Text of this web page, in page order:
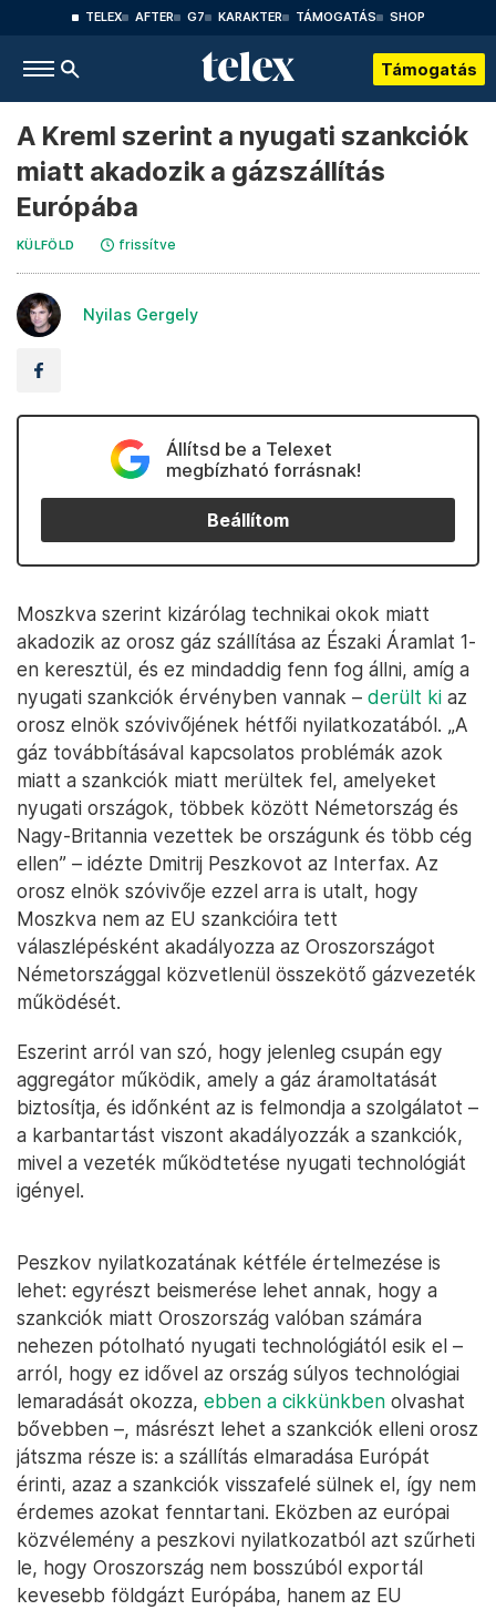
TELEX AFTER G7 KARAKTER TÁMOGATÁS SHOP
Támogatás
A Kreml szerint a nyugati szankciók
miatt akadozik a gázszállítás
Európába
KÜLFÖLD frissítve
Nyilas Gergely
Állítsd be a Telexet
megbízható forrásnak!
Beállítom
Moszkva szerint kizárólag technikai okok miatt
akadozik az orosz gáz szállítása az Északi Áramlat 1-
en keresztül, és ez mindaddig fenn fog állni, amíg a
nyugati szankciók érvényben vannak – derült ki az
orosz elnök szóvivőjének hétfői nyilatkozatából. „A
gáz továbbításával kapcsolatos problémák azok
miatt a szankciók miatt merültek fel, amelyeket
nyugati országok, többek között Németország és
Nagy-Britannia vezettek be országunk és több cég
ellen” – idézte Dmitrij Peszkovot az Interfax. Az
orosz elnök szóvivője ezzel arra is utalt, hogy
Moszkva nem az EU szankcióira tett
válaszlépésként akadályozza az Oroszországot
Németországgal közvetlenül összekötő gázvezeték
működését.
Eszerint arról van szó, hogy jelenleg csupán egy
aggregátor működik, amely a gáz áramoltatását
biztosítja, és időnként az is felmondja a szolgálatot –
a karbantartást viszont akadályozzák a szankciók,
mivel a vezeték működtetése nyugati technológiát
igényel.
Peszkov nyilatkozatának kétféle értelmezése is
lehet: egyrészt beismerése lehet annak, hogy a
szankciók miatt Oroszország valóban számára
nehezen pótolható nyugati technológiától esik el –
arról, hogy ez idővel az ország súlyos technológiai
lemaradását okozza, ebben a cikkünkben olvashat
bővebben –, másrészt lehet a szankciók elleni orosz
játszma része is: a szállítás elmaradása Európát
érinti, azaz a szankciók visszafelé sülnek el, így nem
érdemes azokat fenntartani. Eközben az európai
közvélemény a peszkovi nyilatkozatból azt szűrheti
le, hogy Oroszország nem bosszúból exportál
kevesebb földgázt Európába, hanem az EU